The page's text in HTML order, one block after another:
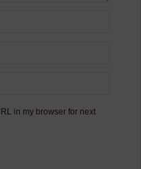
in my browser for next